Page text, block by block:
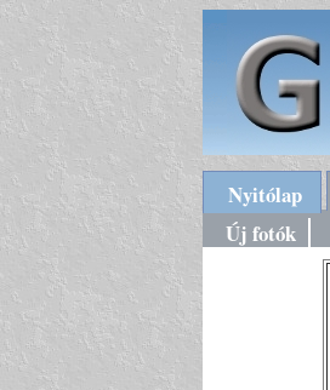
Nyitólap
Új fotók